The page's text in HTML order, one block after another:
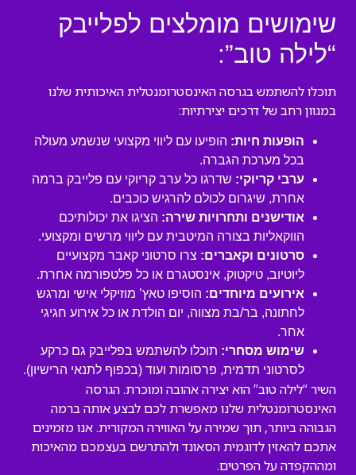
שימושים מומלצים לפלייבק
“לילה טוב”:
תוכלו להשתמש בגרסה האינסטרומנטלית האיכותית שלנו
במגוון רחב של דרכים יצירתיות:
הופעות חיות: הופיעו עם ליווי מקצועי שנשמע מעולה
בכל מערכת הגברה.
ערבי קריוקי: שדרגו כל ערב קריוקי עם פלייבק ברמה
אחרת, שיגרום לכולם להרגיש כוכבים.
אודישנים ותחרויות שירה: הציגו את יכולותיכם
הווקאליות בצורה המיטבית עם ליווי מרשים ומקצועי.
סרטונים וקאברים: צרו סרטוני קאבר מקצועיים
ליוטיוב, טיקטוק, אינסטגרם או כל פלטפורמה אחרת.
אירועים מיוחדים: הוסיפו טאץ’ מוזיקלי אישי ומרגש
לחתונה, בר/בת מצווה, יום הולדת או כל אירוע חגיגי
אחר.
שימוש מסחרי: תוכלו להשתמש בפלייבק גם כרקע
לסרטוני תדמית, פרסומות ועוד (בכפוף לתנאי הרישיון).
השיר “לילה טוב” הוא יצירה אהובה ומוכרת. הגרסה
האינסטרומנטלית שלנו מאפשרת לכם לבצע אותה ברמה
הגבוהה ביותר, תוך שמירה על האווירה המקורית. אנו מזמינים
אתכם להאזין לדוגמית הסאונד ולהתרשם בעצמכם מהאיכות
ומההקפדה על הפרטים.